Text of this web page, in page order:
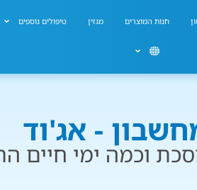
חנות המוצרים מגזין טיפולים נוספים
- אג'וד
וכמה ימי חיים